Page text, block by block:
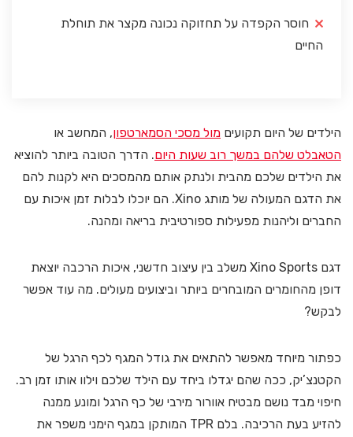
חוסר הקפדה על תחזוקה נכונה מקצר את תוחלת
החיים
הילדים של היום תקועים מול מסכי הסמארטפון, המחשב או
הטאבלט שלהם במשך רוב שעות היום. הדרך הטובה ביותר להוציא
את הילדים שלכם מהבית ולנתק אותם מהמסכים היא לקנות להם
את הדגם המעולה של מותג Xino. הם יוכלו לבלות זמן איכות עם
החברים וליהנות מפעילות ספורטיבית בריאה ומהנה.
דגם Xino Sports משלב בין עיצוב חדשני, איכות הרכבה יוצאת
דופן מהחומרים המובחרים ביותר וביצועים מעולים. מה עוד אפשר
לבקש?
כפתור מיוחד מאפשר להתאים את גודל המגף לכף הרגל של
הקטנצ’יק, ככה שהם יגדלו ביחד עם הילד שלכם וילוו אותו זמן רב.
חיפוי מבד נושם מבטיח אוורור מירבי של כף הרגל ומונע ממנה
להזיע בעת הרכיבה. בלם TPR המותקן במגף הימני משפר את